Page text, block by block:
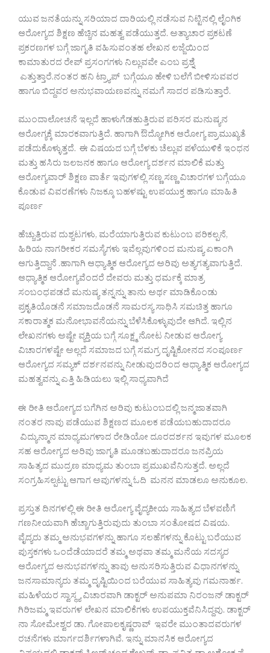
ಯುವ ಜನತೆಯನ್ನು ಸರಿಯಾದ ದಾರಿಯಲ್ಲಿ ನಡೆಸುವ ನಿಟ್ಟಿನಲ್ಲಿ ಲೈಂಗಿಕ
ಆರೋಗ್ಯದ ಶಿಕ್ಷಣ ಹೆಚ್ಚಿನ ಮಹತ್ವ ಪಡೆಯುತ್ತದೆ. ಅತ್ಯಾಚಾರ ಪ್ರಕಟಣೆ
ಪ್ರಕರಣಗಳ ಬಗ್ಗೆ ಜಾಗೃತಿ ವಹಿಸುವಂತಹ ಲೇಖನ ಲಜ್ಜೆಯಿಂದ
ಕಾಮಾತುರದ ರೇಪ್ ಪ್ರಸಂಗಗಳು ನಿಲ್ಲುವವೇ ಎಂಬ‌ ಪ್ರಶ್ನೆ
ಎತ್ತುತ್ತಾರೆ.ನಂತರ ಹನಿ ಟ್ರ್ಯಾಪ್ ಬಗ್ಗೆಯೂ ಹೇಳಿ ಬಲೆಗೆ ಬೀಳಿಸುವವರ
ಹಾಗೂ ಬಿದ್ದವರ ಅನುಭವಾಯಣವನ್ನು ನಮಗೆ ಸಾದರ ಪಡಿಸುತ್ತಾರೆ.
ಮುಂದಾಲೋಚನೆ ಇಲ್ಲದೆ ಹಾಳುಗೆಡಹುತ್ತಿರುವ ಪರಿಸರ ಮನುಷ್ಯನ
ಆರೋಗ್ಯಕ್ಕೆ ಮಾರಕವಾಗುತ್ತಿದೆ. ಹಾಗಾಗಿ ಔದ್ಯೋಗಿಕ ಆರೋಗ್ಯ ಪ್ರಾಮುಖ್ಯತೆ
ಪಡೆದುಕೊಳ್ಳುತ್ತದೆ. ಈ ವಿಷಯದ ಬಗ್ಗೆ ಬೆಳಕು ಚೆಲ್ಲುವ ಪಳೆಯುಳಿಕೆ ಇಂಧನ
ಮತ್ತು ಹಸಿರು ಜಲಜನಕ ಹಾಗೂ ಆರೋಗ್ಯ ದರ್ಶನ ಮಾಲಿಕೆ ಮತ್ತು
ಆರೋಗ್ಯವಾರ್ ಶಿಕ್ಷಣ ವಾರ್ತೆ ಇವುಗಳಲ್ಲಿ ಸಣ್ಣ ಸಣ್ಣ ವಿಚಾರಗಳ ಬಗ್ಗೆಯೂ
ಕೊಡುವ ವಿವರಣೆಗಳು ನಿಜಕ್ಕೂ ಬಹಳಷ್ಟು ಉಪಯುಕ್ತ ಹಾಗೂ ಮಾಹಿತಿ
ಪೂರ್ಣ
ಹೆಚ್ಚುತ್ತಿರುವ ದುಶ್ಚಟಗಳು, ಮರೆಯಾಗುತ್ತಿರುವ ಕುಟುಂಬ ಪರಿಕಲ್ಪನೆ,
ಹಿರಿಯ ನಾಗರೀಕರ ಸಮಸ್ಯೆಗಳು ಇವೆಲ್ಲವುಗಳಿಂದ ಮನುಷ್ಯ ಏಕಾಂಗಿ
ಆಗುತ್ತಿದ್ದಾನೆ .ಹಾಗಾಗಿ ಆಧ್ಯಾತ್ಮಿಕ ಆರೋಗ್ಯದ ಅರಿವು ಅತ್ಯಗತ್ಯವಾಗುತ್ತಿದೆ.
ಆಧ್ಯಾತ್ಮಿಕ ಆರೋಗ್ಯವೆಂದರೆ ದೇವರು ಮತ್ತು ಧರ್ಮಕ್ಕೆ ಮಾತ್ರ
ಸಂಬಂಧಪಡದೆ ಮನುಷ್ಯ ತನ್ನನ್ನು ತಾನು ಅರ್ಥ ಮಾಡಿಕೊಂಡು
ಪ್ರಕೃತಿಯೊಡನೆ ಸಮಾಜದೊಡನೆ ಸಾಮರಸ್ಯ ಸಾಧಿಸಿ ಸಮಚಿತ್ತ ಹಾಗೂ
ಸಕಾರಾತ್ಮಕ ಮನೋಭಾವನೆಯನ್ನು ಬೆಳೆಸಿಕೊಳ್ಳುವುದೇ ಆಗಿದೆ. ಇಲ್ಲಿನ
ಲೇಖನಗಳು ಅಷ್ಟೇ ವ್ಯಕ್ತಿಯ ಬಗ್ಗೆ ಸೂಕ್ಷ್ಮ ನೋಟ ನೀಡುವ ಆರೋಗ್ಯ
ವಿಚಾರಗಳಷ್ಟೇ ಅಲ್ಲದೆ ಸಮಾಜದ ಬಗ್ಗೆ ಸಮಗ್ರ ದೃಷ್ಟಿಕೋನದ ಸಂಪೂರ್ಣ
ಆರೋಗ್ಯದ ಸಮ್ಯಕ್ ದರ್ಶನವನ್ನು ನೀಡುವುದರಿಂದ ಆಧ್ಯಾತ್ಮಿಕ ಆರೋಗ್ಯದ
ಮಹತ್ವವನ್ನು ಎತ್ತಿ ಹಿಡಿಯಲು ಇಲ್ಲಿ ಸಾಧ್ಯವಾಗಿದೆ
ಈ ರೀತಿ ಆರೋಗ್ಯದ ಬಗೆಗಿನ ಅರಿವು ಕುಟುಂಬದಲ್ಲಿ ಜನ್ಮಜಾತವಾಗಿ
ನಂತರ ನಾವು ಪಡೆಯುವ ಶಿಕ್ಷಣದ ಮೂಲಕ ಪಡೆಯಬಹುದಾದರೂ
ವಿದ್ಯುನ್ಮಾನ ಮಾಧ್ಯಮಗಳಾದ ರೇಡಿಯೋ ದೂರದರ್ಶನ ಇವುಗಳ ಮೂಲಕ
ಸಹ ಆರೋಗ್ಯದ ಅರಿವು ಜಾಗೃತಿ ಮೂಡಬಹುದಾದರೂ ಜನಪ್ರಿಯ
ಸಾಹಿತ್ಯದ ಮುದ್ರಣ ಮಾಧ್ಯಮ ತುಂಬಾ ಪ್ರಮುಖವೆನಿಸುತ್ತದೆ. ಅಲ್ಲದೆ
ಸಂಗ್ರಹಿಸಲ್ಪಟ್ಟು ಆಗಾಗ ಅವುಗಳನ್ನು ಓದಿ ಮನನ ಮಾಡಲೂ ಅನುಕೂಲ.
ಪ್ರಸ್ತುತ ದಿನಗಳಲ್ಲಿ ಈ ರೀತಿ ಆರೋಗ್ಯ ವೈದ್ಯಕೀಯ ಸಾಹಿತ್ಯದ ಬೆಳವಣಿಗೆ
ಗಣನೀಯವಾಗಿ ಹೆಚ್ಚಾಗುತ್ತಿರುವುದು ತುಂಬಾ ಸಂತೋಷದ ವಿಷಯ.
ವೈದ್ಯರು ತಮ್ಮ ಅನುಭವಗಳನ್ನು ಹಾಗೂ ಸಲಹೆಗಳನ್ನು ಕೊಟ್ಟು ಬರೆಯುವ
ಪುಸ್ತಕಗಳು ಒಂದೆಡೆಯಾದರೆ ತಮ್ಮ ಅಥವಾ ತಮ್ಮ ಮನೆಯ ಸದಸ್ಯರ
ಆರೋಗ್ಯದ ಅನುಭವಗಳನ್ನು ತಾವು ಅನುಸರಿಸುತ್ತಿರುವ ವಿಧಾನಗಳನ್ನು
ಜನಸಾಮಾನ್ಯರು ತಮ್ಮ ದೃಷ್ಟಿಯಿಂದ ಬರೆಯುವ ಸಾಹಿತ್ಯವು ಗಮನಾರ್ಹ.
ಮಹಿಳೆಯರ ಸ್ವಾಸ್ಥ್ಯ ವಿಚಾರವಾಗಿ ಡಾಕ್ಟರ್ ಅನುಪಮಾ ನಿರಂಜನ್ ಡಾಕ್ಟರ್
ಗಿರಿಜಮ್ಮ ಇವರುಗಳ ಲೇಖನ ಮಾಲಿಕೆಗಳು ಉಪಯುಕ್ತವೆನಿಸಿದ್ದವು. ಡಾಕ್ಟರ್
ನಾ ಸೋಮೇಶ್ವರ ಡಾ. ಗೋಪಾಲಕೃಷ್ಣರಾವ್ ಇವರೇ ಮುಂತಾದವರುಗಳ
ರಚನೆಗಳು ಮಾರ್ಗದರ್ಶಿಗಳಾಗಿವೆ. ಇನ್ನು ಮಾನಸಿಕ ಆರೋಗ್ಯದ